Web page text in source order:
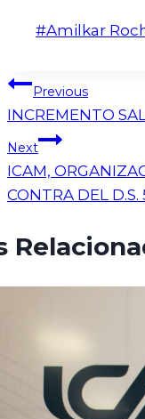
#Amilkar
Previous
INCREMENTO
Next
ICAM,
CONTRA DEL D.S.